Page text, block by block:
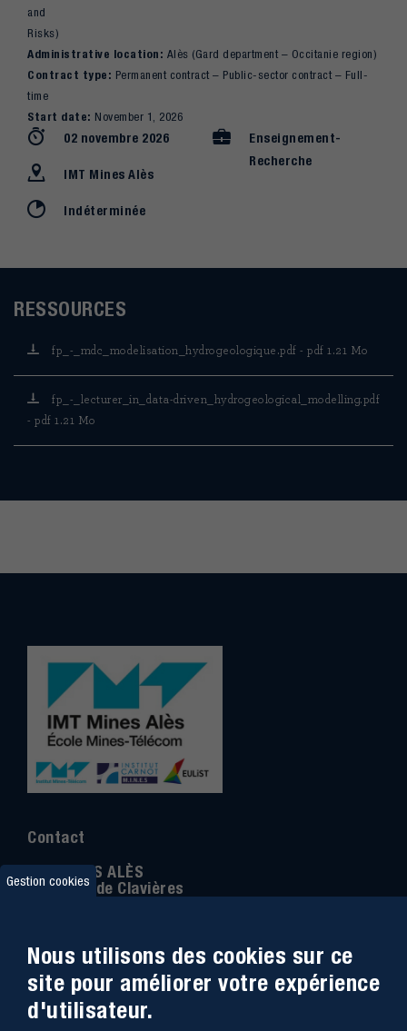
and
Risks)
Administrative location: Alès (Gard department – Occitanie region)
Contract type: Permanent contract – Public-sector contract – Full-
time
Start date: November 1, 2026
02 novembre 2026
IMT Mines Alès
Indéterminée
Enseignement-
Recherche
RESSOURCES
fp_-_mdc_modelisation_hydrogeologique.pdf - pdf 1.21 Mo
fp_-_lecturer_in_data-driven_hydrogeological_modelling.pdf
- pdf 1.21 Mo
Contact
IMT MINES ALÈS
6 Avenue de Clavières
Téléphone
04 66 78 50 00
Coordonnée GPS:44.13312 - 4.08836
Gestion cookies
Nous utilisons des cookies sur ce
site pour améliorer votre expérience
d'utilisateur.